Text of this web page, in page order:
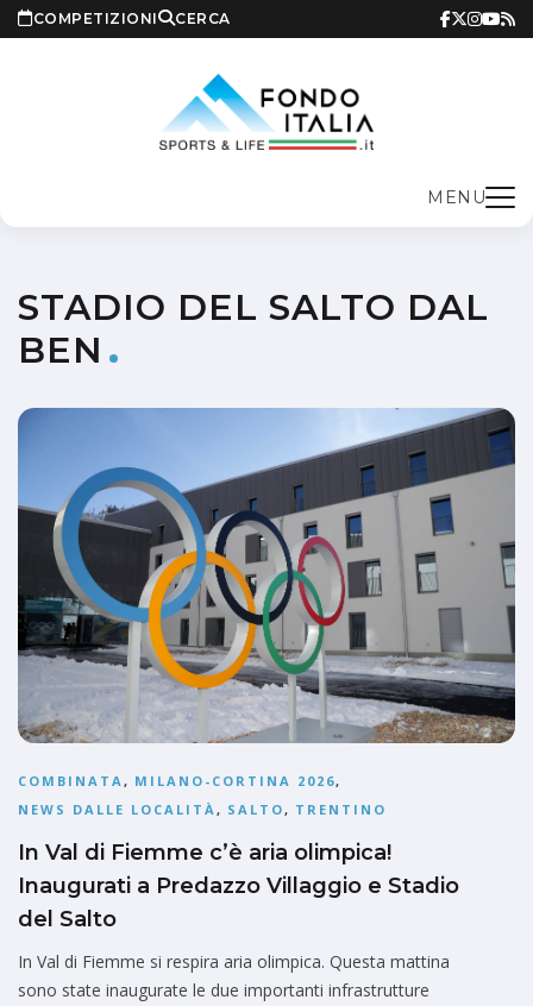
COMPETIZIONI CERCA
MENU
STADIO DEL SALTO DAL
BEN
COMBINATA, MILANO-CORTINA 2026,
NEWS DALLE LOCALITÀ, SALTO, TRENTINO
In Val di Fiemme c’è aria olimpica!
Inaugurati a Predazzo Villaggio e Stadio
del Salto
In Val di Fiemme si respira aria olimpica. Questa mattina
sono state inaugurate le due importanti infrastrutture